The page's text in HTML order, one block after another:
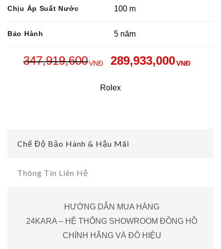
Chịu Áp Suất Nước 100 m
Bảo Hành 5 năm
347,919,600VNĐ 289,933,000VNĐ
Rolex
Chế Độ Bảo Hành & Hậu Mãi
Thông Tin Liên Hệ
HƯỚNG DẪN MUA HÀNG
24KARA – HỆ THỐNG SHOWROOM ĐỒNG HỒ
CHÍNH HÃNG VÀ ĐỒ HIỆU